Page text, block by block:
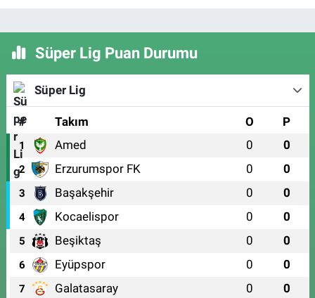
Süper Lig Puan Durumu
Süper Lig
# Takım O P
1 Amed 0 0
2 Erzurumspor FK 0 0
3 Başakşehir 0 0
4 Kocaelispor 0 0
5 Beşiktaş 0 0
6 Eyüpspor 0 0
7 Galatasaray 0 0